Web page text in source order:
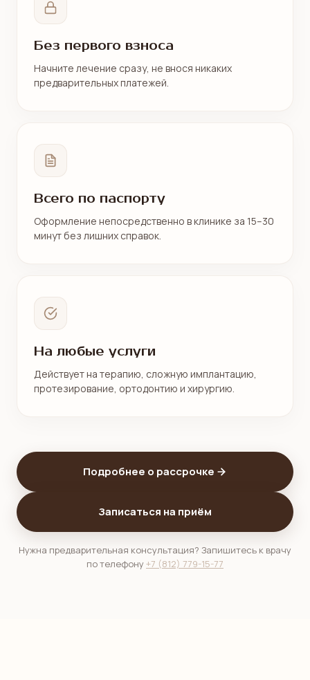
Без первого взноса
Начните лечение сразу, не внося никаких
предварительных платежей.
Всего по паспорту
Оформление непосредственно в клинике за 15–30
минут без лишних справок.
На любые услуги
Действует на терапию, сложную имплантацию,
протезирование, ортодонтию и хирургию.
Подробнее о рассрочке
Записаться на приём
Нужна предварительная консультация? Запишитесь к врачу
по телефону +7 (812) 779-15-77